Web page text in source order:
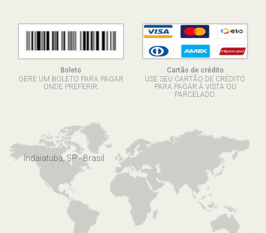
Boleto
GERE UM BOLETO PARA PAGAR
ONDE PREFERIR.
Cartão de crédito
USE SEU CARTÃO DE CRÉDITO
PARA PAGAR À VISTA OU
PARCELADO.
Indaiatuba, SP - Brasil